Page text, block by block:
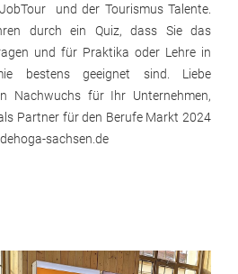
und der Tourismus Talente.
durch ein Quiz, dass Sie das
und für Praktika oder Lehre in
bestens geeignet sind. Liebe
Nachwuchs für Ihr Unternehmen,
Partner für den Berufe Markt 2024
sachsen.de